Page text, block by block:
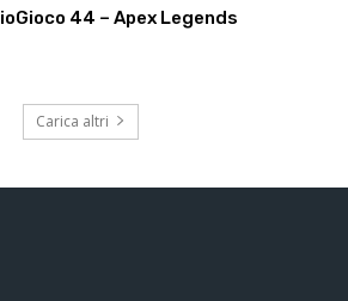
ioGioco 44 – Apex Legends
Carica altri